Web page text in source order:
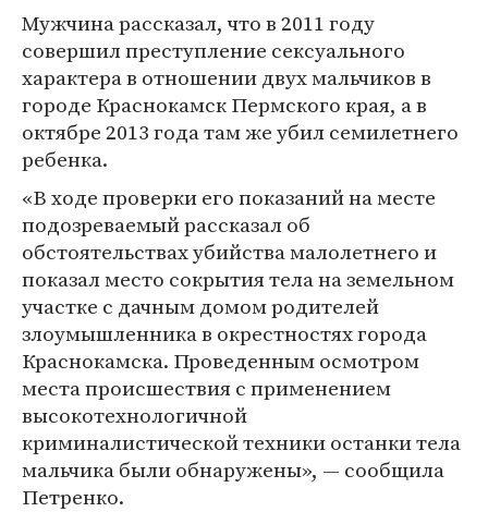
Мужчина рассказал, что в 2011 году
совершил преступление сексуального
характера в отношении двух мальчиков в
городе Краснокамск Пермского края, а в
октябре 2013 года там же убил семилетнего
ребенка.
«В ходе проверки его показаний на месте
подозреваемый рассказал об
обстоятельствах убийства малолетнего и
показал место сокрытия тела на земельном
участке с дачным домом родителей
злоумышленника в окрестностях города
Краснокамска. Проведенным осмотром
места происшествия с применением
высокотехнологичной
криминалистической техники останки тела
мальчика были обнаружены», — сообщила
Петренко.